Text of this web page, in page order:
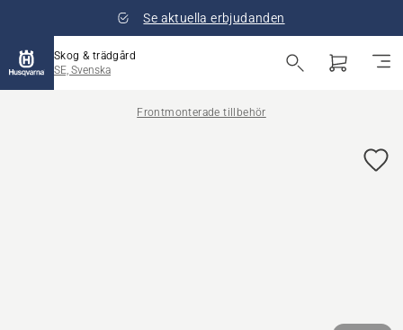
Se aktuella erbjudanden
Skog & trädgård
SE, Svenska
Frontmonterade tillbehör